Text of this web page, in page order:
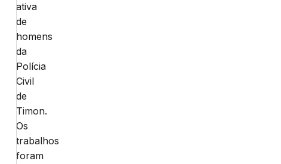
ativa
de
homens
da
Polícia
Civil
de
Timon.
Os
trabalhos
foram